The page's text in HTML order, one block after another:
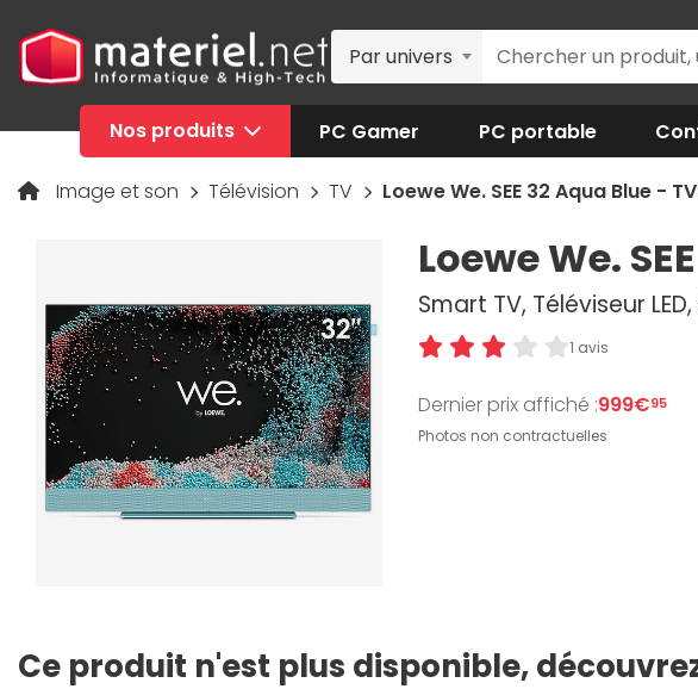
Par univers
Nos produits PC Gamer PC portable
Image et son Télévision TV Loewe We. SEE 32 Aqua Blue -
Loewe We.
Smart TV, Téléviseur
1 avis
Dernier prix affiché :999€95
Photos non contractuelles
Ce produit n'est plus disponible,